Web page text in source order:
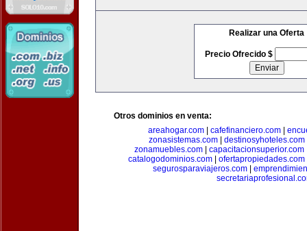
Realizar una Oferta
Precio Ofrecido $
Otros dominios en venta:
areahogar.com| cafefinanciero.com|
zonasistemas.com| destinosyhoteles.com
zonamuebles.com| capacitacionsuperior.com
catalogodominios.com| ofertapropiedades.com
segurosparaviajeros.com